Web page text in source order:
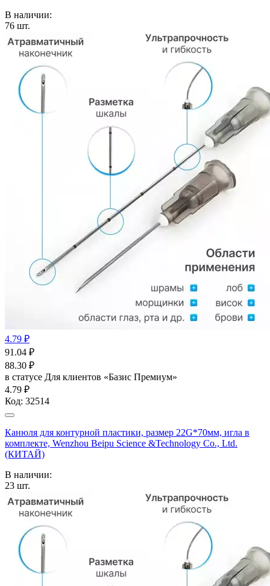
В наличии:
76 шт.
4.79 ₽
91.04 ₽
88.30 ₽
в статусе Для клиентов «Базис Премиум»
4.79 ₽
Код: 32514
Канюля для контурной пластики, размер 22G*70мм, игла в
комплекте, Wenzhou Beipu Science &Technology Co., Ltd.
(КИТАЙ)
В наличии:
23 шт.